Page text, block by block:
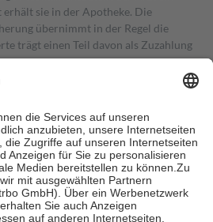
erhält sie in der Apotheke. Die
übernimmt in der Regel die
trägt einen Teil davon als Zuzahlung
Zuzahlungen in Höhe von zehn
jedoch nie mehr als die tatsächlichen
auch für Online-Apotheken.
Krankenpflege beträgt die
Kosten sowie zehn Euro je
für ihre eigene Gesundheit zu